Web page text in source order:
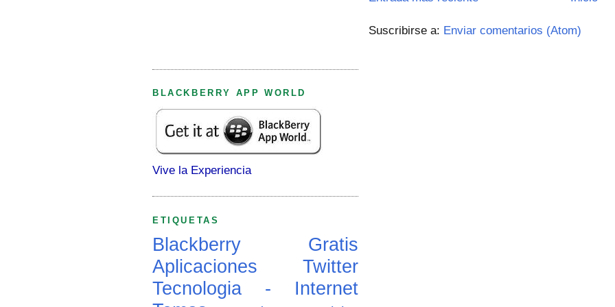
Suscribirse a: Enviar comentarios (Atom)
BLACKBERRY APP WORLD
Vive la Experiencia
ETIQUETAS
Blackberry
Gratis
Aplicaciones
Twitter
Tecnologia - Internet